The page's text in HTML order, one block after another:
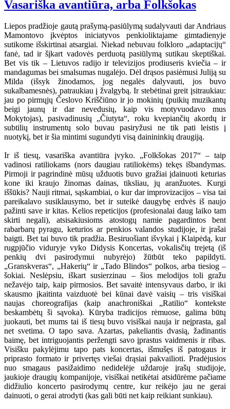
Vasariška avantiūra, arba Folkšokas
Liepos pradžioje gautą prašymą-pasiūlymą sudalyvauti dar Andriaus
Mamontovo įkvėptos iniciatyvos penkioliktajame gimtadienyje
sutikome išskirtinai atsargiai. Niekad nebuvau folkloro „adaptacijų“
fanė, tad ir šįkart vadovės perduotą pasiūlymą sutikau skeptiškai.
Bet vis tik – Lietuvos radijo ir televizijos prodiuseris kviečia – ir
mandagumas bei smalsumas nugalėjo. Dėl drąsos pasiėmusi Juliją su
Milda (išsyk žinodamos, jog negalės dalyvauti, jos buvo
sukalbamesnės), patraukiau į žvalgybą. Ir stebėtinai greit įsitraukiau:
jau po pirmųjų Česlovo Kriščiūno ir jo mokinių (puikių muzikantų
beigi jaunų ir dar nevedusių, kaip vis motyvuodavo mus
Mokytojas), pasivadinusių „Čiutyta“, roku kvepiančių akordų ir
subtilių instrumentų solo buvau pasiryžusi ne tik pati leistis į
nuotykį, bet ir šia mintimi sugundyti visą dainininkių draugiją.
Ir iš tiesų, vasariška avantiūra įvyko. „Folkšokas 2017“ – taip
vadinosi ratiliokams (nors daugiau ratiliokėms) tekęs išbandymas.
Pirmoji ir pagrindinė mūsų užduotis buvo gražiai įdainuoti keturias
kone iki kraujo žinomas dainas, tiksliau, jų aranžuotes. Kurgi
iššūkis? Nauji ritmai, sąskambiai, o kur dar improvizacijos – visa tai
pareikalavo susiklausymo, bet ir suteikė daugybę erdvės iš naujo
pažinti save ir kitas. Kelios repeticijos (profesionalai daug laiko tam
skirti negali), atsisakiusioms atostogų namie pagardintos bent
rabarbarų pyragu, keturios ar penkios valandos studijoje, ir įrašai
baigti. Bet tai buvo tik pradžia. Besiruošiant išvykai į Klaipėdą, kur
rugpjūčio viduryje vyko Didysis Koncertas, vokalisčių trejetą (iš
penkių dvi pasirodymui nubyrėjo) žūtbūt teko papildyti.
„Granskveras“, „Hakerių“ ir „Tado Blindos“ polkos, arba tiesiog –
šokiai. Neslėpsiu, iškart susierzinau – šios melodijos toli gražu
nežavėjo taip, kaip pirmosios. Bet savaitė intensyvaus darbo, ir iki
skausmo įkaitinta vaizduotė bei kūnai davė vaisių – tris visiškai
naujas choreografijas (kaip anachroniškai „Ratilio“ kontekste
beskambėtų ši sąvoka). Kūryba tradicijos rėmuose, galima būtų
juokauti, bet mums tai iš tiesų buvo visiškai nauja ir neįprasta, gal
net svetima. O tapo sava. Azartas, pakeliantis dvasią, žadinantis
baimę, bet intriguojantis peržengti savo įprastus vaidmenis ir ribas.
Visišku pakylėjimu tapo pats koncertas, išmušęs iš patogaus ir
priprasto formato ir privertęs viešai drąsiai pakvailioti. Pradėjusios
nuo smagaus pasižaidimo nedidelėje uždaroje įrašų studijoje,
jaukioje draugių kompanijoje, visiškai netikėtai atsidūrėme pačiame
didžiulio koncerto pasirodymų centre, kur reikėjo jau ne gerai
dainuoti, o gerai atrodyti (kas gali būti net kaip reikiant sunkiau).